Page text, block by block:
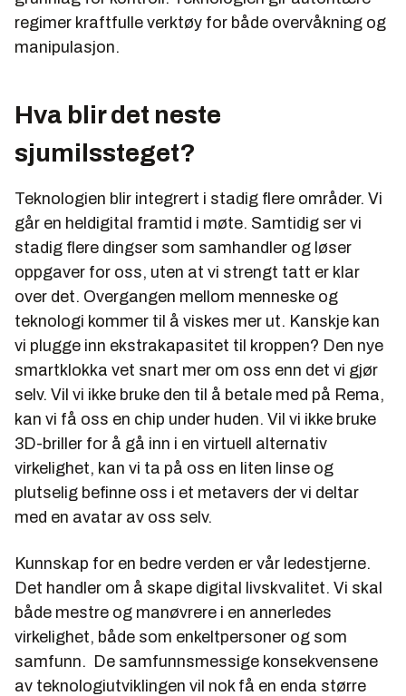
regimer kraftfulle verktøy for både overvåkning og
manipulasjon.
Hva blir det neste
sjumilssteget?
Teknologien blir integrert i stadig flere områder. Vi
går en heldigital framtid i møte. Samtidig ser vi
stadig flere dingser som samhandler og løser
oppgaver for oss, uten at vi strengt tatt er klar
over det. Overgangen mellom menneske og
teknologi kommer til å viskes mer ut. Kanskje kan
vi plugge inn ekstrakapasitet til kroppen? Den nye
smartklokka vet snart mer om oss enn det vi gjør
selv. Vil vi ikke bruke den til å betale med på Rema,
kan vi få oss en chip under huden. Vil vi ikke bruke
3D-briller for å gå inn i en virtuell alternativ
virkelighet, kan vi ta på oss en liten linse og
plutselig befinne oss i et metavers der vi deltar
med en avatar av oss selv.
Kunnskap for en bedre verden er vår ledestjerne.
Det handler om å skape digital livskvalitet. Vi skal
både mestre og manøvrere i en annerledes
virkelighet, både som enkeltpersoner og som
samfunn. De samfunnsmessige konsekvensene
av teknologiutviklingen vil nok få en enda større